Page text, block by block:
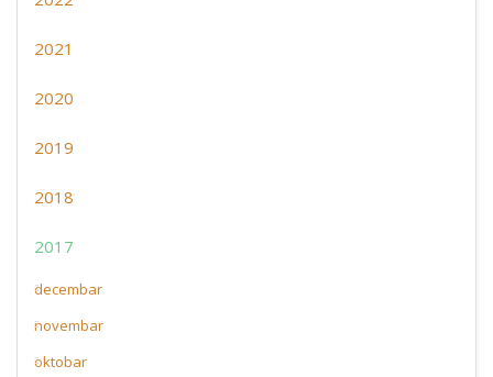
2021
2020
2019
2018
2017
decembar
novembar
oktobar